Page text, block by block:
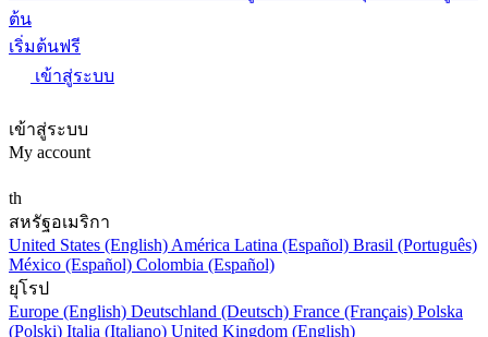
ต้น
เริ่มต้นฟรี
เข้าสู่ระบบ
เข้าสู่ระบบ
My account
th
สหรัฐอเมริกา
United States (English) América Latina (Español) Brasil (Português)
México (Español) Colombia (Español)
ยุโรป
Europe (English) Deutschland (Deutsch) France (Français) Polska
(Polski) Italia (Italiano) United Kingdom (English)